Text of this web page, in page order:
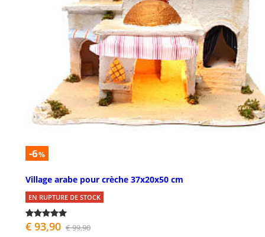
-6%
Village arabe pour crèche 37x20x50 cm
EN RUPTURE DE STOCK
€ 93,90 € 99,90